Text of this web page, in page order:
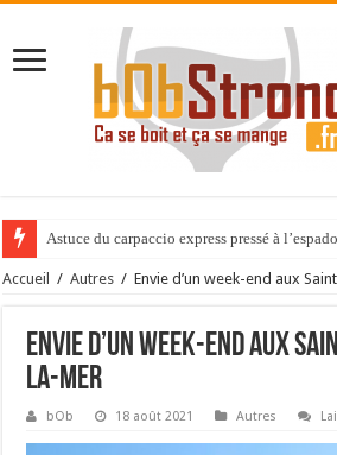
Astuce du carpaccio express pressé à
Expérience gastronomique au Cèdre de
Accueil / Autres / Envie d’un week-end aux
Envie d’un week-end aux
la-Mer
bOb 18 août 2021 Autres